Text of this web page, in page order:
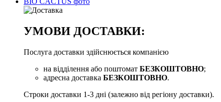
УМОВИ ДОСТАВКИ:
Послуга доставки здійснюється компанією
на відділення або поштомат БЕЗКОШТОВНО;
адресна доставка БЕЗКОШТОВНО.
Строки доставки 1-3 дні (залежно від регіону доставки).